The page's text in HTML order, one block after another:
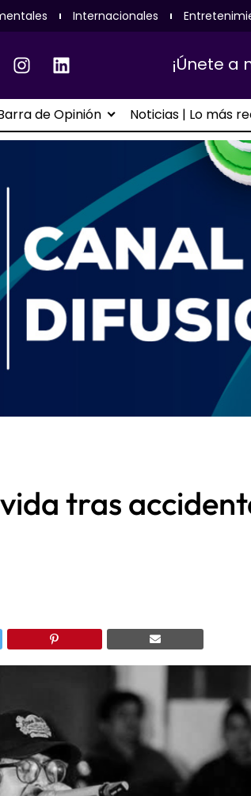
Internacionales
¡Únete a
de Opinión Noticias | Lo más
tras